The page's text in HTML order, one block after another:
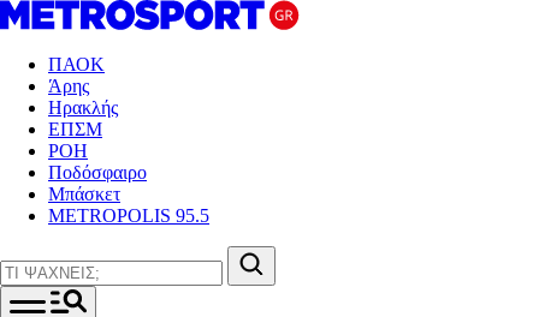
ΠΑΟΚ
Άρης
Ηρακλής
ΕΠΣΜ
ΡΟΗ
Ποδόσφαιρο
Μπάσκετ
METROPOLIS 95.5